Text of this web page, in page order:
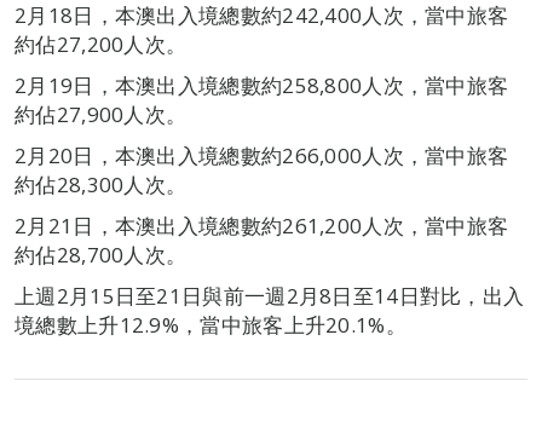
2月18日，本澳出入境總數約242,400人次，當中旅客
約佔27,200人次。
2月19日，本澳出入境總數約258,800人次，當中旅客
約佔27,900人次。
2月20日，本澳出入境總數約266,000人次，當中旅客
約佔28,300人次。
2月21日，本澳出入境總數約261,200人次，當中旅客
約佔28,700人次。
上週2月15日至21日與前一週2月8日至14日對比，出入
境總數上升12.9%，當中旅客上升20.1%。